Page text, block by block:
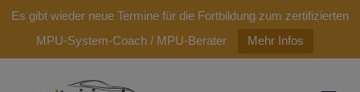
Es gibt wieder neue Termine für die Fortbildung zum zertifizierten
MPU-System-Coach / MPU-Berater
Mehr Infos
modal-check